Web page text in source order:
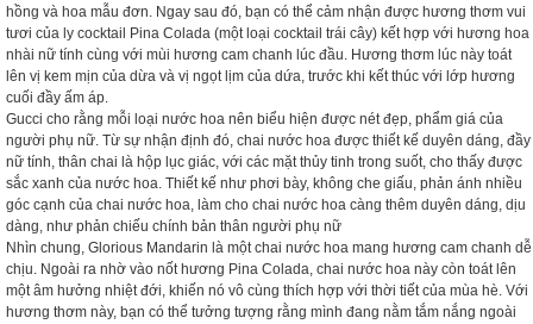
hồng và hoa mẫu đơn. Ngay sau đó, bạn có thể cảm nhận được hương thơm vui
tươi của ly cocktail Pina Colada (một loại cocktail trái cây) kết hợp với hương hoa
nhài nữ tính cùng với mùi hương cam chanh lúc đầu. Hương thơm lúc này toát
lên vị kem mịn của dừa và vị ngọt lịm của dứa, trước khi kết thúc với lớp hương
cuối đầy ấm áp.
Gucci cho rằng mỗi loại nước hoa nên biểu hiện được nét đẹp, phẩm giá của
người phụ nữ. Từ sự nhận định đó, chai nước hoa được thiết kế duyên dáng, đầy
nữ tính, thân chai là hộp lục giác, với các mặt thủy tinh trong suốt, cho thấy được
sắc xanh của nước hoa. Thiết kế như phơi bày, không che giấu, phản ánh nhiều
góc cạnh của chai nước hoa, làm cho chai nước hoa càng thêm duyên dáng, dịu
dàng, như phản chiếu chính bản thân người phụ nữ
Nhìn chung, Glorious Mandarin là một chai nước hoa mang hương cam chanh dễ
chịu. Ngoài ra nhờ vào nốt hương Pina Colada, chai nước hoa này còn toát lên
một âm hưởng nhiệt đới, khiến nó vô cùng thích hợp với thời tiết của mùa hè. Với
hương thơm này, bạn có thể tưởng tượng rằng mình đang nằm tắm nắng ngoài